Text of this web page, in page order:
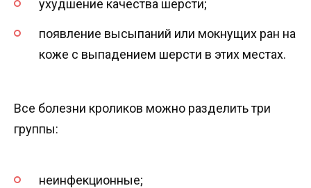
ухудшение качества шерсти;
появление высыпаний или мокнущих ран на
коже с выпадением шерсти в этих местах.
Все болезни кроликов можно разделить три
группы:
неинфекционные;